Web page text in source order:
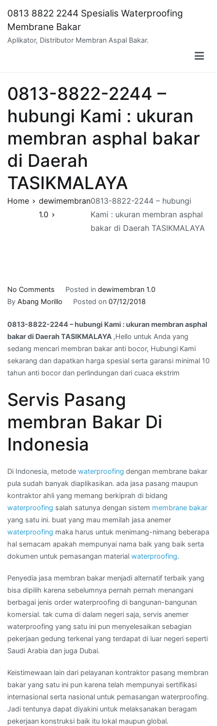
content
0813 8822 2244 Spesialis Waterproofing
Membrane Bakar
Aplikator, Distributor Membran Aspal Bakar.
0813-8822-2244 –
hubungi Kami : ukuran
membran asphal bakar
di Daerah
TASIKMALAYA
Home
dewimembran
1.0
0813-8822-2244 – hubungi
Kami : ukuran membran asphal
bakar di Daerah TASIKMALAYA
No Comments
0813-
2244
–
hubungi
Kami
:
membran
bakar
Daerah
Posted in dewimembran 1.0
By Abang Morillo Posted on 07/12/2018
0813-8822-2244 – hubungi Kami : ukuran membran asphal
bakar di Daerah TASIKMALAYA ,Hello untuk Anda yang
sedang mencari membran bakar anti bocor, Hubungi Kami
sekarang dan dapatkan harga spesial serta garansi minimal 10
tahun anti bocor dan perlindungan dari cuaca ekstrim
Servis Pasang
membran Bakar Di
Indonesia
Di Indonesia, metode waterproofing dengan membrane bakar
pula sudah banyak diaplikasikan. ada jasa pasang maupun
kontraktor ahli yang memang berkiprah di bidang
waterproofing salah satunya dengan sistem membrane bakar
yang satu ini. buat yang mau memilah jasa anemer
waterproofing maka harus untuk menimang-nimang beberapa
hal semacam apakah mempunyai nama baik yang baik serta
dokumen untuk pemasangan material waterproofing.
Penyedia jasa membran bakar menjadi alternatif terbaik yang
bisa dipilih karena sebelumnya pernah pernah menangani
berbagai jenis order waterproofing di bangunan-bangunan
komersial. tak cuma di dalam negeri saja, servis anemer
waterproofing yang satu ini pun menyelesaikan sebagian
pekerjaan gedung terkenal yang terdapat di luar negeri seperti
Saudi Arabia dan juga Dubai.
Keistimewaan lain dari pelayanan kontraktor pasang membran
bakar yang satu ini pun karena telah mempunyai sertifikasi
internasional serta nasional untuk pemasangan waterproofing.
Jadi tentunya dapat diyakini untuk melaksanakan beragam
pekerjaan konstruksi baik itu lokal maupun global.